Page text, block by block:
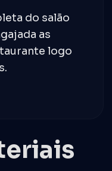
do salão
as
logo